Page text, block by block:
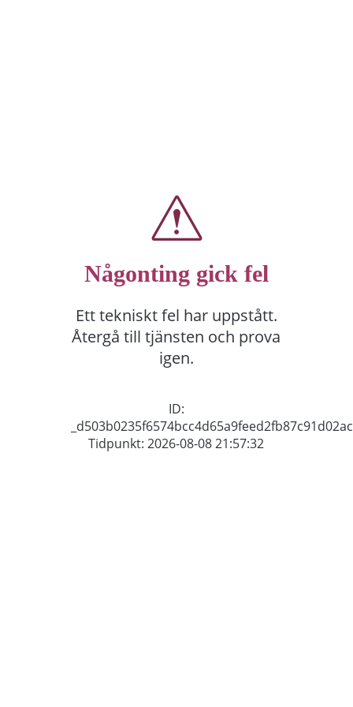
Någonting gick fel
Ett tekniskt fel har uppstått.
Återgå till tjänsten och prova
igen.
ID:
_d503b0235f6574bcc4d65a9feed2fb87c91d02ac
Tidpunkt: 2026-08-08 21:57:32